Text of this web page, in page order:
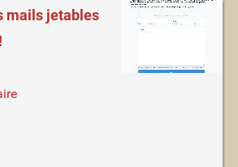
mails jetables